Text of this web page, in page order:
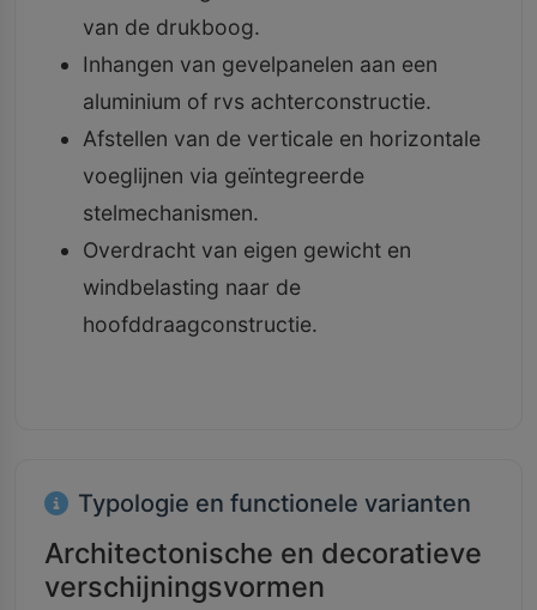
van de drukboog.
Inhangen van gevelpanelen aan een
aluminium of rvs achterconstructie.
Afstellen van de verticale en horizontale
voeglijnen via geïntegreerde
stelmechanismen.
Overdracht van eigen gewicht en
windbelasting naar de
hoofddraagconstructie.
Typologie en functionele varianten
Architectonische en decoratieve
verschijningsvormen